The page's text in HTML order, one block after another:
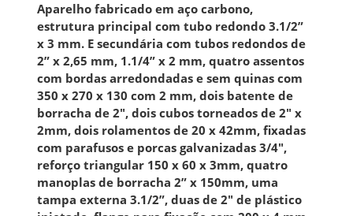
Aparelho fabricado em aço carbono,
estrutura principal com tubo redondo 3.1/2”
x 3 mm. E secundária com tubos redondos de
2” x 2,65 mm, 1.1/4” x 2 mm, quatro assentos
com bordas arredondadas e sem quinas com
350 x 270 x 130 com 2 mm, dois batente de
borracha de 2", dois cubos torneados de 2" x
2mm, dois rolamentos de 20 x 42mm, fixadas
com parafusos e porcas galvanizadas 3/4",
reforço triangular 150 x 60 x 3mm, quatro
manoplas de borracha 2” x 150mm, uma
tampa externa 3.1/2”, duas de 2" de plástico